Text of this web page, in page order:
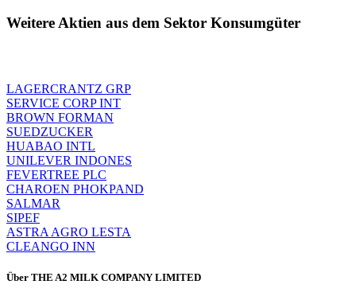
Weitere Aktien aus dem Sektor Konsumgüter
LAGERCRANTZ GRP
SERVICE CORP INT
BROWN FORMAN
SUEDZUCKER
HUABAO INTL
UNILEVER INDONES
FEVERTREE PLC
CHAROEN PHOKPAND
SALMAR
SIPEF
ASTRA AGRO LESTA
CLEANGO INN
Über THE A2 MILK COMPANY LIMITED